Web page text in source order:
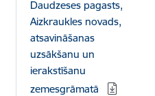
Daudzeses pagasts,
Aizkraukles novads,
atsavināšanas
uzsākšanu un
ierakstīšanu
zemesgrāmatā